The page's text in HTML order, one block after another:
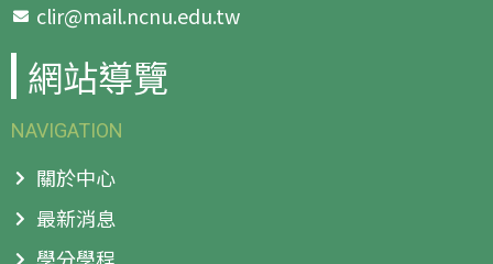
clir@mail.ncnu.edu.tw
網站導覽
NAVIGATION
關於中心
最新消息